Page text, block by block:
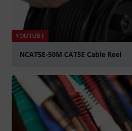
YOUTUBE
NCAT5E-50M CAT5E Cable Reel